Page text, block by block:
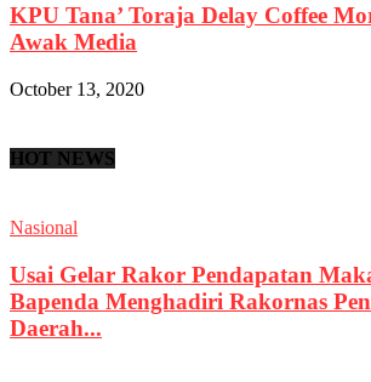
KPU Tana’ Toraja Delay Coffee
Awak Media
October 13, 2020
HOT NEWS
Nasional
Usai Gelar Rakor Pendapatan
Bapenda Menghadiri Rakornas
Daerah...